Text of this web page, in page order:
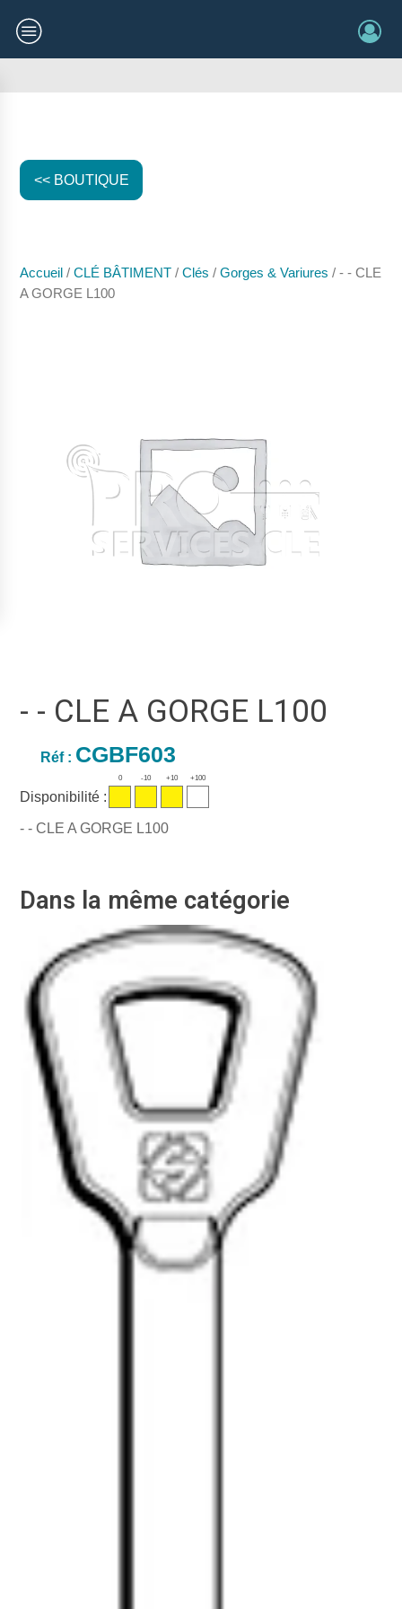
<< BOUTIQUE
Accueil /CLÉ BÂTIMENT /Clés /Gorges & Variures / - - CLE
A GORGE L100
- - CLE A GORGE L100
Réf : CGBF603
Disponibilité :
0 -10 +10 +100
- - CLE A GORGE L100
Dans la même catégorie